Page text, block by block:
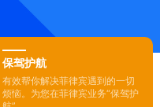
保驾护航
有效帮你解决菲律宾遇到的一切
烦恼。为您在菲律宾业务“保驾护